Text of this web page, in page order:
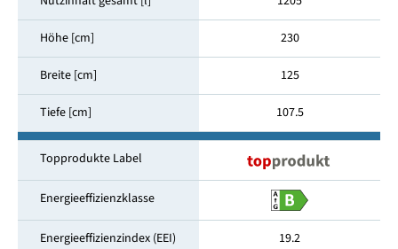
Höhe [cm] 230
Breite [cm] 125
Tiefe [cm] 107.5
Topprodukte Label
Energieeffizienzklasse
Energieeffizienzindex (EEI) 19.2